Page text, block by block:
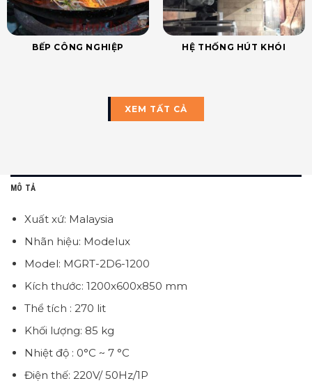
BẾP CÔNG NGHIỆP HỆ THỐNG HÚT KHÓI
XEM TẤT CẢ
MÔ TẢ
Xuất xứ: Malaysia
Nhãn hiệu: Modelux
Model: MGRT-2D6-1200
Kích thước: 1200x600x850 mm
Thể tích : 270 lit
Khối lượng: 85 kg
Nhiệt độ : 0°C ~ 7 °C
Điện thế: 220V/ 50Hz/1P